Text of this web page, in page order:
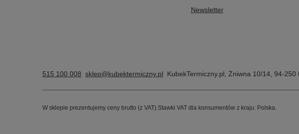
Newsletter
515 100 008 sklep@kubektermiczny.pl KubekTermiczny.pl Żniwna 10/14 94-250
W sklepie prezentujemy ceny brutto (z VAT). Stawki VAT dla konsumentów z kraju: Polska